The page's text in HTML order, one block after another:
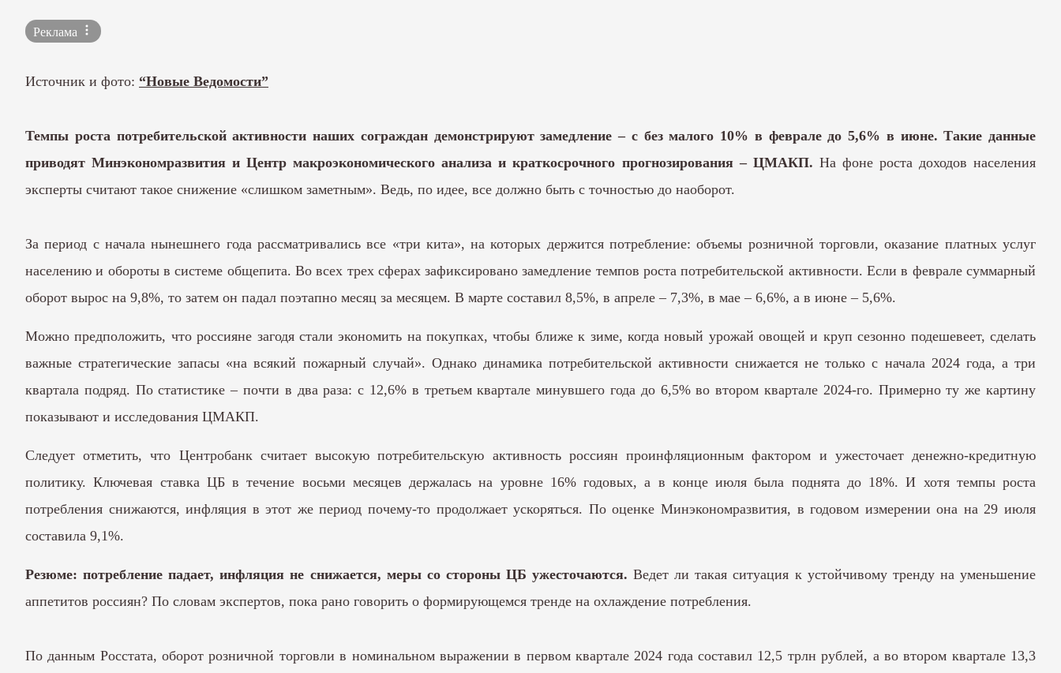
Реклама
Источник и фото: “Новые Ведомости”
Темпы роста потребительской активности наших сограждан демонстрируют замедление – с без малого 10% в феврале до 5,6% в июне. Такие данные
приводят Минэкономразвития и Центр макроэкономического анализа и краткосрочного прогнозирования – ЦМАКП. На фоне роста доходов населения
эксперты считают такое снижение «слишком заметным». Ведь, по идее, все должно быть с точностью до наоборот.
За период с начала нынешнего года рассматривались все «три кита», на которых держится потребление: объемы розничной торговли, оказание платных услуг
населению и обороты в системе общепита. Во всех трех сферах зафиксировано замедление темпов роста потребительской активности. Если в феврале суммарный
оборот вырос на 9,8%, то затем он падал поэтапно месяц за месяцем. В марте составил 8,5%, в апреле – 7,3%, в мае – 6,6%, а в июне – 5,6%.
Можно предположить, что россияне загодя стали экономить на покупках, чтобы ближе к зиме, когда новый урожай овощей и круп сезонно подешевеет, сделать
важные стратегические запасы «на всякий пожарный случай». Однако динамика потребительской активности снижается не только с начала 2024 года, а три
квартала подряд. По статистике – почти в два раза: с 12,6% в третьем квартале минувшего года до 6,5% во втором квартале 2024-го. Примерно ту же картину
показывают и исследования ЦМАКП.
Следует отметить, что Центробанк считает высокую потребительскую активность россиян проинфляционным фактором и ужесточает денежно-кредитную
политику. Ключевая ставка ЦБ в течение восьми месяцев держалась на уровне 16% годовых, а в конце июля была поднята до 18%. И хотя темпы роста
потребления снижаются, инфляция в этот же период почему-то продолжает ускоряться. По оценке Минэкономразвития, в годовом измерении она на 29 июля
составила 9,1%.
Резюме: потребление падает, инфляция не снижается, меры со стороны ЦБ ужесточаются.Ведет ли такая ситуация к устойчивому тренду на уменьшение
аппетитов россиян? По словам экспертов, пока рано говорить о формирующемся тренде на охлаждение потребления.
По данным Росстата, оборот розничной торговли в номинальном выражении в первом квартале 2024 года составил 12,5 трлн рублей, а во втором квартале 13,3